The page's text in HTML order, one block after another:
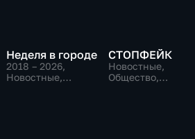
Неделя в городе
2018 – 2026,
Новостные,
СТОПФЕЙК
Новостные,
Общество,